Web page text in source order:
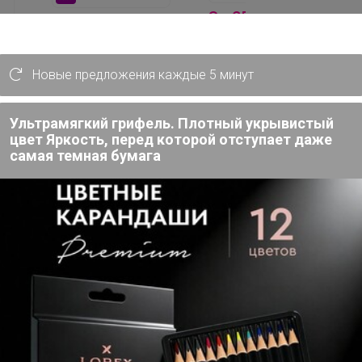
От 250р
чай
жасмин, пион.
пиона и жасмина, ягод, ванили, с
кардамон, вербена лимонная,
жасмина, пион. Сбалансированный
расслабляющее и
цитрусовый, сладкий аромат с
кислинкой.
с едва ощутимой кислинкой и
Новые предложения каждые 5 минут
Ультрамягкий грифель. Плотный укрывистый
цвет Яркость, перед которой отступает даже
самая темная бумага